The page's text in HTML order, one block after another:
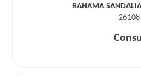
BAHAMA
26108